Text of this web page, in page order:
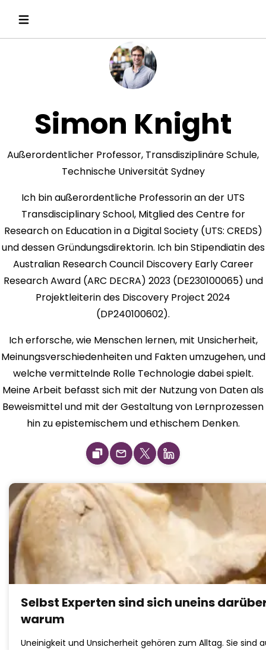
Simon Knight
Außerordentlicher Professor, Transdisziplinäre Schule,
Technische Universität Sydney
Ich bin außerordentliche Professorin an der UTS
Transdisciplinary School, Mitglied des Centre for
Research on Education in a Digital Society (UTS: CREDS)
und dessen Gründungsdirektorin. Ich bin Stipendiatin des
Australian Research Council Discovery Early Career
Research Award (ARC DECRA) 2023 (DE230100065) und
Projektleiterin des Discovery Project 2024
(DP240100602).
Ich erforsche, wie Menschen lernen, mit Unsicherheit,
Meinungsverschiedenheiten und Fakten umzugehen, und
welche vermittelnde Rolle Technologie dabei spielt.
Meine Arbeit befasst sich mit der Nutzung von Daten als
Beweismittel und mit der Gestaltung von Lernprozessen
hin zu epistemischem und ethischem Denken.
Selbst Experten sind sich uneins
warum
Uneinigkeit und Unsicherheit gehören zum Alltag. Sie sind